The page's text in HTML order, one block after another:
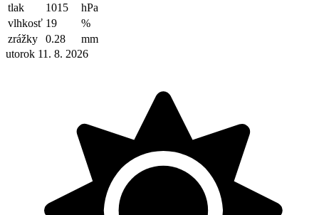
tlak
1015
hPa
vlhkosť 19
%
zrážky
0.28
mm
utorok 11. 8. 2026